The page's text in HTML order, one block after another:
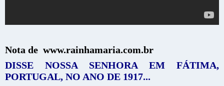
Nota de www.rainhamaria.com.br
DISSE NOSSA SENHORA EM FÁTIMA,
PORTUGAL, NO ANO DE 1917...